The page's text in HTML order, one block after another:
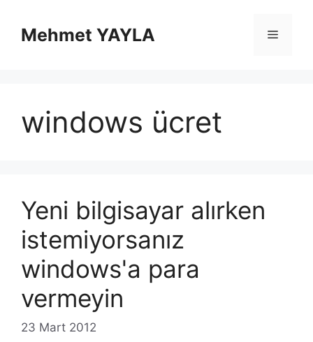
Mehmet YAYLA Menü
windows ücret
Yeni bilgisayar alırken
istemiyorsanız
windows'a para
vermeyin
23 Mart 2012